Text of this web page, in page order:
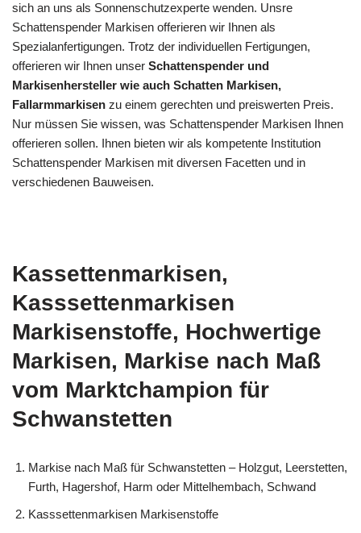
sich an uns als Sonnenschutzexperte wenden. Unsre
Schattenspender Markisen offerieren wir Ihnen als
Spezialanfertigungen. Trotz der individuellen Fertigungen,
offerieren wir Ihnen unser Schattenspender und
Markisenhersteller wie auch Schatten Markisen,
Fallarmmarkisen zu einem gerechten und preiswerten Preis.
Nur müssen Sie wissen, was Schattenspender Markisen Ihnen
offerieren sollen. Ihnen bieten wir als kompetente Institution
Schattenspender Markisen mit diversen Facetten und in
verschiedenen Bauweisen.
Kassettenmarkisen,
Kasssettenmarkisen
Markisenstoffe, Hochwertige
Markisen, Markise nach Maß
vom Marktchampion für
Schwanstetten
Markise nach Maß für Schwanstetten – Holzgut, Leerstetten,
Furth, Hagershof, Harm oder Mittelhembach, Schwand
Kasssettenmarkisen Markisenstoffe